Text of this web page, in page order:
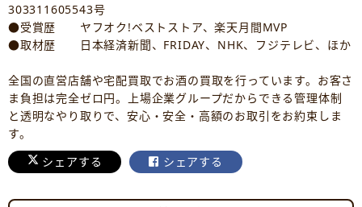
303311605543号
●受賞歴 ヤフオク!ベストストア、楽天月間MVP
●取材歴 日本経済新聞、FRIDAY、NHK、フジテレビ、ほか
全国の直営店舗や宅配買取でお酒の買取を行っています。お客さ
ま負担は完全ゼロ円。上場企業グループだからできる管理体制
と透明なやり取りで、安心・安全・高額のお取引をお約束しま
す。
シェアする
シェアする